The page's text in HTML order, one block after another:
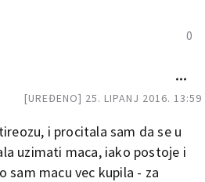
0
[UREĐENO] 25. LIPANJ 2016. 13:59
i procitala sam da se u
uzimati maca, iako postoje i
sam macu vec kupila - za